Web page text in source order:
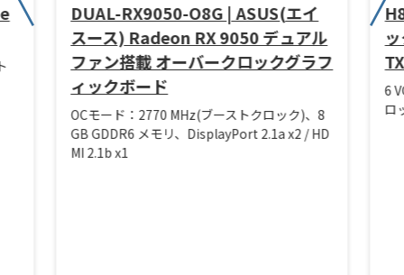
DUAL-RX9050-O8G | ASUS(エイ
スース) Radeon RX 9050 デュアル
ファン搭載 オーバークロックグラフ
ィックボード
OCモード：2770 MHz(ブーストクロック)、8
GB GDDR6 メモリ、DisplayPort 2.1a x2 / HD
MI 2.1b x1
6
ロ